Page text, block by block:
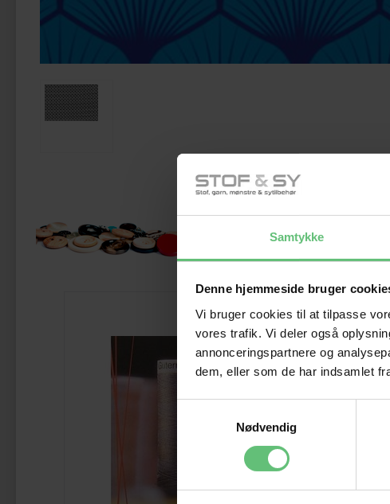
Samtykke
Denne hjemmeside bruger
Vi bruger cookies til at tilpasse
vores trafik. Vi deler også
annonceringspartnere og
dem, eller som de har indsamlet
Nødvendig
Måske